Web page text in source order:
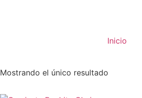
Inicio
Mostrando el único resultado